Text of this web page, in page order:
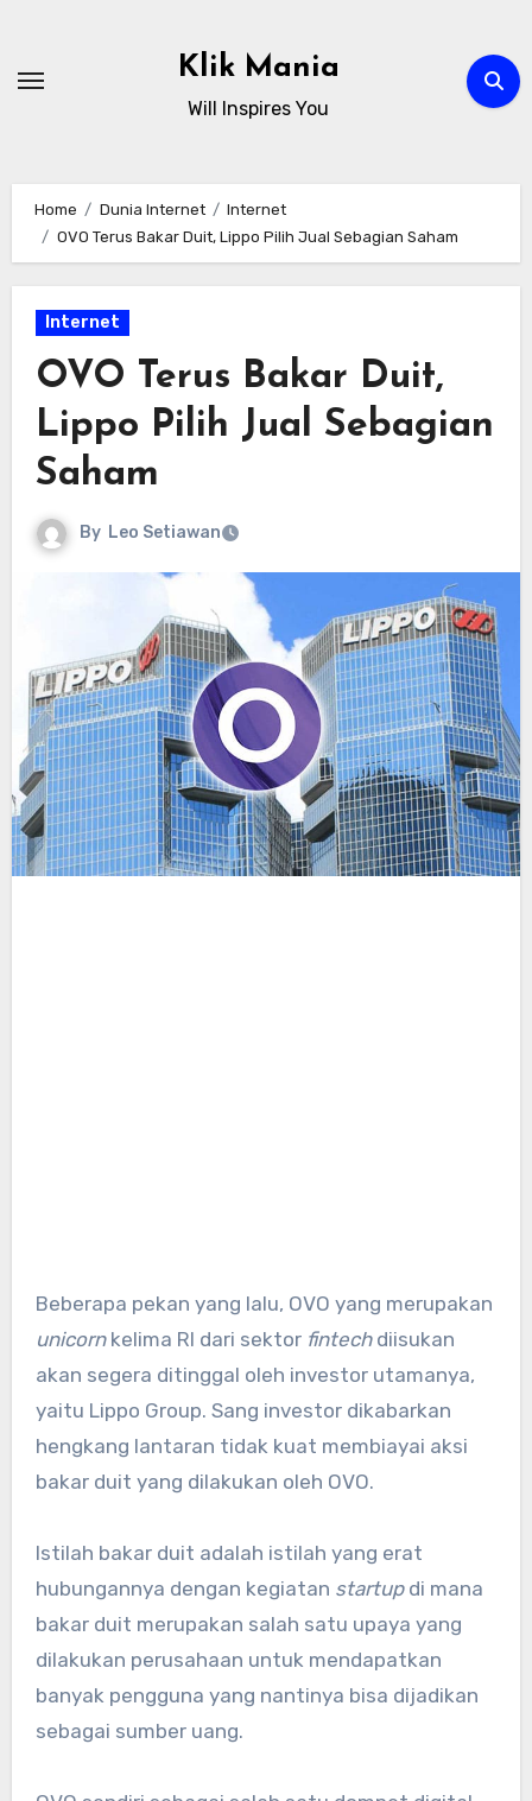
content
Klik Mania
Will Inspires You
Home Dunia Internet
Internet
OVO Terus Bakar Duit, Lippo Pilih Jual Sebagian Saham
Internet
OVO Terus Bakar Duit,
Lippo Pilih Jual Sebagian
Saham
By Leo Setiawan
Beberapa pekan yang lalu, OVO yang merupakan
unicornkelima RI dari sektor fintechdiisukan
akan segera ditinggal oleh investor utamanya,
yaitu Lippo Group. Sang investor dikabarkan
hengkang lantaran tidak kuat membiayai aksi
bakar duit yang dilakukan oleh OVO.
Istilah bakar duit adalah istilah yang erat
hubungannya dengan kegiatan startupdi mana
bakar duit merupakan salah satu upaya yang
dilakukan perusahaan untuk mendapatkan
banyak pengguna yang nantinya bisa dijadikan
sebagai sumber uang.